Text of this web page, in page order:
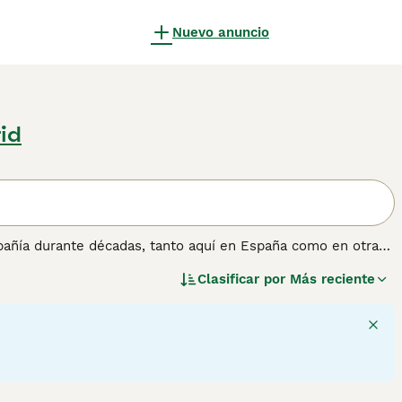
Nuevo anuncio
durante décadas, tanto aquí en España como en otras
a lo largo de muchos años se han ganado una
propiedad sin dudarlo.
sobre esta raza de perro.
Clasificar por Más reciente